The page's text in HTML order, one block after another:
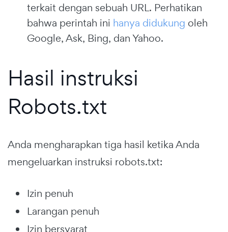
terkait dengan sebuah URL. Perhatikan
bahwa perintah ini hanya didukung oleh
Google, Ask, Bing, dan Yahoo.
Hasil instruksi
Robots.txt
Anda mengharapkan tiga hasil ketika Anda
mengeluarkan instruksi robots.txt:
Izin penuh
Larangan penuh
Izin bersyarat